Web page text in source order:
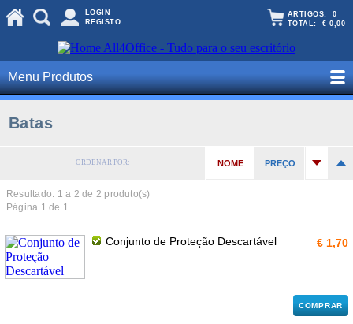
LOGIN
REGISTO
ARTIGOS: 0
TOTAL: € 0,00
Menu Produtos
Batas
ORDENAR POR: NOME PREÇO
Resultado: 1 a 2 de 2 produto(s)
Página 1 de 1
Conjunto de Proteção Descartável € 1,70
COMPRAR